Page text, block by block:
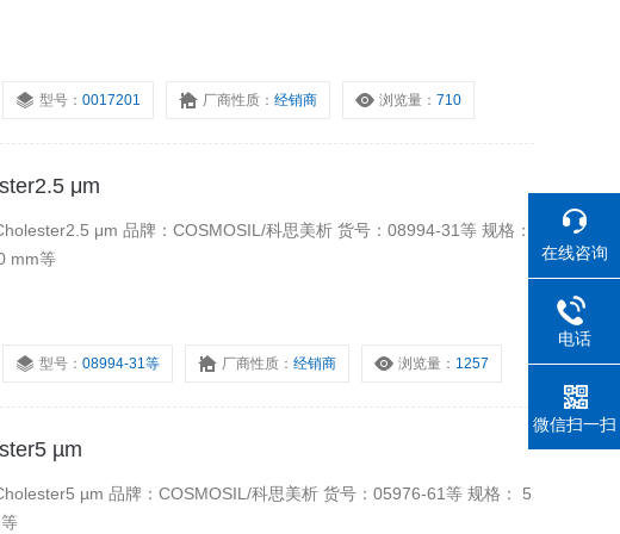
型号：0017201 厂商性质：经销商 浏览量：710
μm
μm 品牌：COSMOSIL/科思美析 货号：08994-31等 规格：
mm等
型号：08994-31等 厂商性质：经销商 浏览量： 1257
µm
µm 品牌：COSMOSIL/科思美析 货号：05976-61等 规格： 5
在线咨询
电话
微信扫一扫